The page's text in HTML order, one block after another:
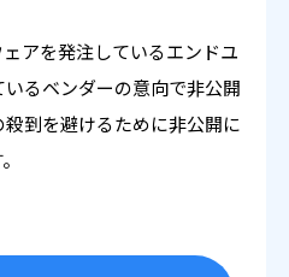
アを発注しているエンドユ
るベンダーの意向で非公開
殺到を避けるために非公開に